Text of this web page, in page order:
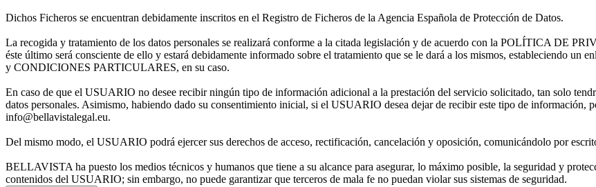
Dichos Ficheros se encuentran debidamente inscritos en el Registro de Ficheros de la Agencia Española de Protección de Datos.
La recogida y tratamiento de los datos personales se realizará conforme a la citada legislación y de acuerdo con la POLÍTICA DE
éste último será consciente de ello y estará debidamente informado sobre el tratamiento que se le dará a los mismos,
y CONDICIONES PARTICULARES, en su caso.
En caso de que el USUARIO no desee recibir ningún tipo de información adicional a la prestación del servicio solicitado, tan solo
datos personales. Asimismo, habiendo dado su consentimiento inicial, si el USUARIO desea dejar de recibir este tipo de información,
info@bellavistalegal.eu.
Del mismo modo, el USUARIO podrá ejercer sus derechos de acceso, rectificación, cancelación y oposición, comunicándolo por
BELLAVISTA ha puesto los medios técnicos y humanos que tiene a su alcance para asegurar, lo máximo posible, la seguridad y
contenidos del USUARIO; sin embargo, no puede garantizar que terceros de mala fe no puedan violar sus sistemas de seguridad.